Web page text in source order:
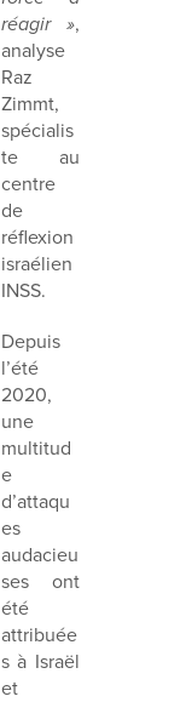
réagir »,
analyse
Raz
Zimmt,
spécialis
te au
centre
de
réflexion
israélien
INSS.
Depuis
l’été
2020,
une
multitud
e
d’attaqu
es
audacieu
ses ont
été
attribuée
s à Israël
et